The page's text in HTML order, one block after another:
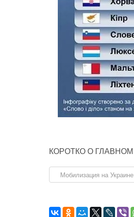
КОРОТКО О ГЛАВНОМ
Мобилизация на Украине